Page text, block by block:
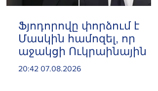
Ֆյոդորովը փորձում է
Մասկին համոզել, որ
աջակցի Ուկրաինային
20:42 07.08.2026